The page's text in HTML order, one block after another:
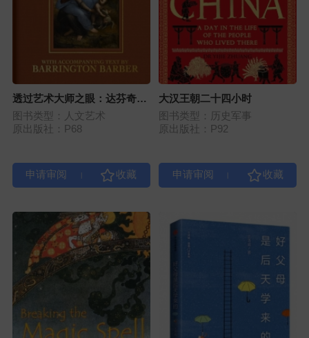
透过艺术大师之眼：达芬奇作
品精选
图书类型：人文艺术
原出版社：P68
大汉王朝二十四小时
图书类型：历史军事
原出版社：P92